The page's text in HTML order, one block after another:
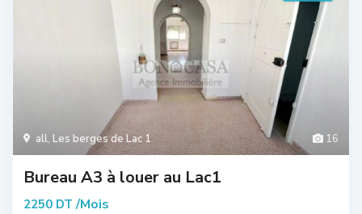
16
all, Les berges de Lac 1
Bureau A3 à louer au Lac1
2250 DT /Mois